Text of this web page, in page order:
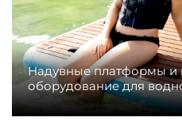
Надувные платформы и
оборудование для